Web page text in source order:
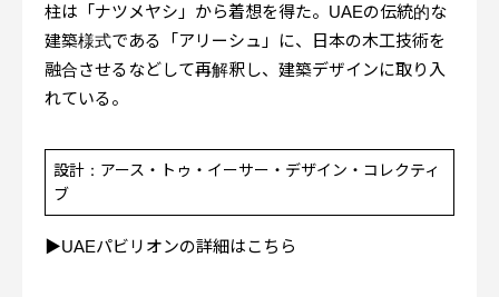
柱は「ナツメヤシ」から着想を得た。UAEの伝統的な
建築様式である「アリーシュ」に、日本の木工技術を
融合させるなどして再解釈し、建築デザインに取り入
れている。
設計：アース・トゥ・イーサー・デザイン・コレクティ
ブ
▶︎UAEパビリオンの詳細はこちら